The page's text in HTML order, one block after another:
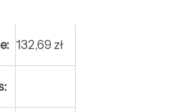
132,69 zł